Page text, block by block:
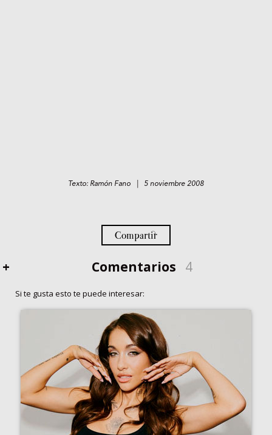
Texto: Ramón Fano | 5 noviembre 2008
Compartir
+ Comentarios 4
Si te gusta esto te puede interesar: